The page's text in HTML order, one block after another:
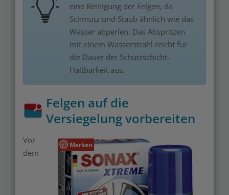
eine Reinigung der Felgen, da
Schmutz und Staub ähnlich wie das
Wasser abperlen. Das Abspritzen
mit einem Wasserstrahl reicht für
die Dauer der Schutzschicht-
Haltbarkeit aus.
Felgen auf die
Versiegelung vorbereiten
Merken
Vor
dem